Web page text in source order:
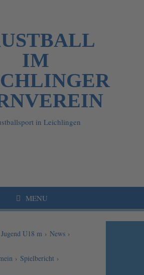
IM
in Leichlingen
MENU
Jugend U18 m › News ›
› Spielbericht ›